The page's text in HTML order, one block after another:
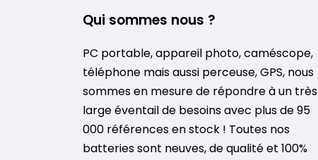
Qui sommes nous ?
PC portable, appareil photo, caméscope,
téléphone mais aussi perceuse, GPS, nous
sommes en mesure de répondre à un très
large éventail de besoins avec plus de 95
000 références en stock ! Toutes nos
batteries sont neuves, de qualité et 100%